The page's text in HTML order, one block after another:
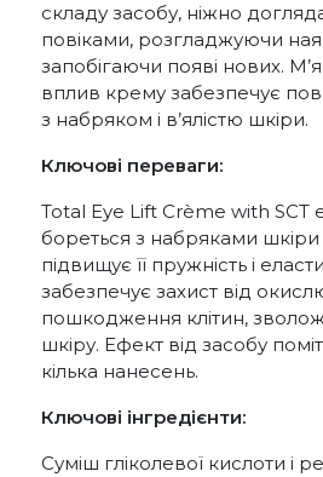
складу засобу, ніжно
повіками, розгладжуючи
запобігаючи появі нових.
вплив крему забезпечує
з набряком і в’ялістю шкіри.
Ключові переваги:
Total Eye Lift Crème with SCT
бореться з набряками
підвищує її пружність і
забезпечує захист від
пошкодження клітин,
шкіру. Ефект від засобу
кілька нанесень.
Ключові інгредієнти:
Суміш гліколевої кислоти і